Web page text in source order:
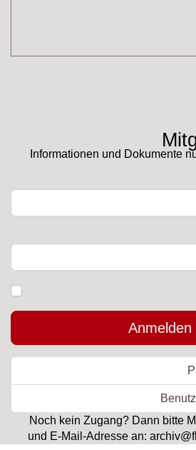
Informationen und Dokumente
Anmelden
Noch kein Zugang? Dann bitte
und E-Mail-Adresse an: